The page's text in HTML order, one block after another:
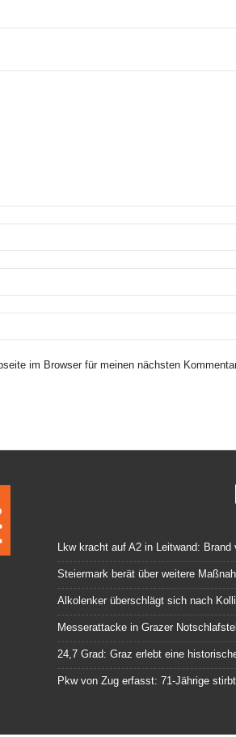
im Browser für meinen nächsten
Lkw kracht auf A2 in Leitwand:
Steiermark berät über weitere
Alkolenker überschlägt sich nach
Messerattacke in Grazer
24,7 Grad: Graz erlebt eine
Pkw von Zug erfasst: 71-Jährige